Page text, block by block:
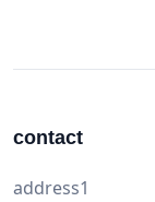
contact
address1